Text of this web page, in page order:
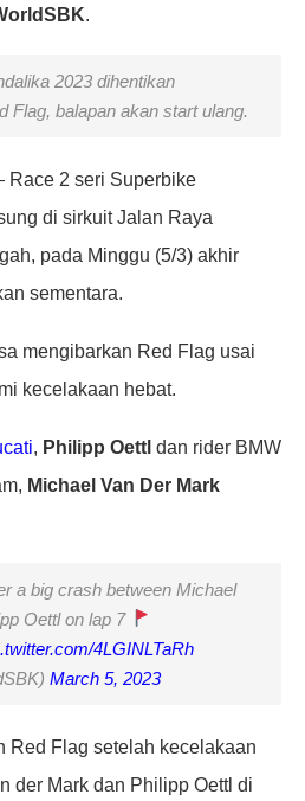
.
2023 dihentikan
Flag, balapan akan start ulang.
2 seri Superbike
di sirkuit Jalan Raya
pada Minggu (5/3) akhir
sementara.
mengibarkan Red Flag usai
kecelakaan hebat.
, Philipp Oettl dan rider BMW
Michael Van Der Mark
a big crash between Michael
Oettl on lap 7
4LGINLTaRh
March 5, 2023
Red Flag setelah kecelakaan
der Mark dan Philipp Oettl di